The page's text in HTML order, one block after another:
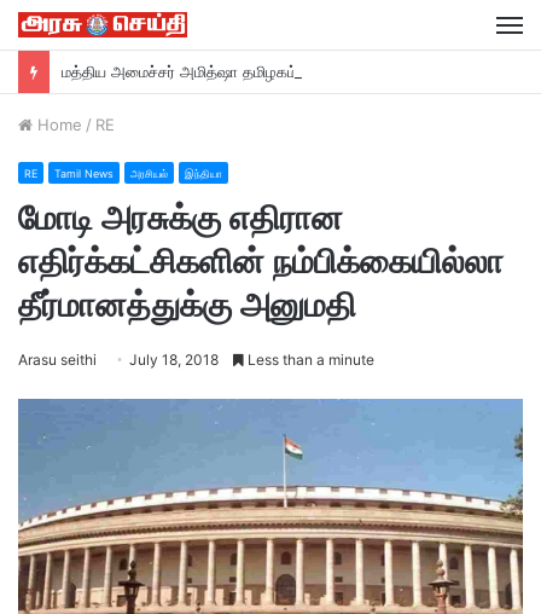
மத்திய அமைச்சர் அமித்ஷா தமிழகம் வருகை….
Home / RE
RE Tamil News அரசியல் இந்தியா
மோடி அரசுக்கு எதிரான
எதிர்க்கட்சிகளின் நம்பிக்கையில்லா
தீர்மானத்துக்கு அனுமதி
Arasu seithi July 18, 2018 Less than a minute